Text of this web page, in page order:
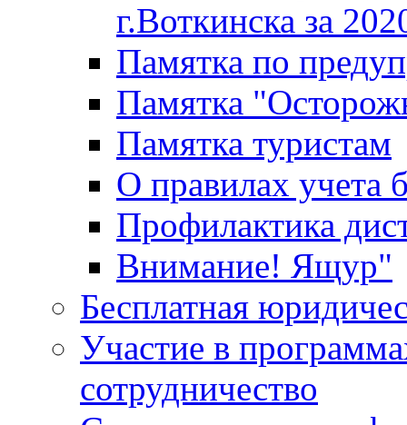
г.Воткинска за
Памятка по
Памятка
Памятка туристам
О правилах учета
Профилактика
Внимание! Ящур"
Бесплатная
Участие в
сотрудничество